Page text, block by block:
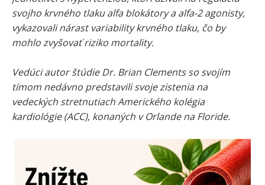
svojho krvného tlaku alfa blokátory a alfa-2 agonisty,
vykazovali nárast variability krvného tlaku, čo by
mohlo zvyšovať riziko mortality.
Vedúci autor štúdie Dr. Brian Clements so svojím
tímom nedávno predstavili svoje zistenia na
vedeckých stretnutiach Amerického kolégia
kardiológie (ACC), konaných v Orlande na Floride.